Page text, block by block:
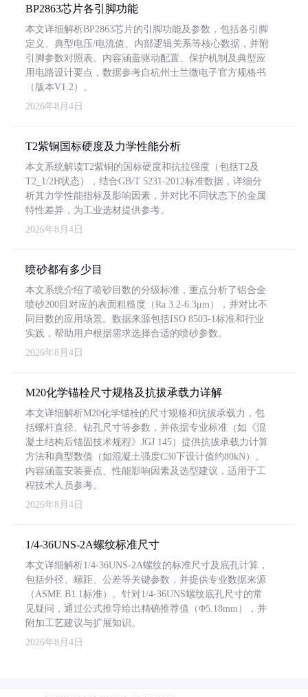
BP2863芯片各引脚功能
本文详细解析BP2863芯片的引脚功能及参数，包括各引脚
定义、典型电压/电流值、内部逻辑关系等核心数据，并附
引脚参数对照表。内容涵盖驱动配置、保护机制及典型应
用电路设计要点，数据参考自杭州士兰微电子官方规格书
（版本V1.2）。
2026年8月4日
T2紫铜国标硬度及力学性能分析
本文系统解读T2紫铜的国标硬度和抗拉强度（包括T2及
T2_1/2H状态），结合GB/T 5231-2012标准数据，详细分
析其力学性能指标及影响因素，并对比不同状态下的金属
特性差异，为工业选材提供参考。
2026年8月4日
喷砂都有多少目
本文系统介绍了喷砂目数的分级标准，重点分析了铝合金
喷砂200目对应的表面粗糙度（Ra 3.2-6.3μm），并对比不
同目数的应用场景。数据来源包括ISO 8503-1标准和行业
实践，帮助用户根据需求选择合适的喷砂参数。
2026年8月4日
M20化学锚栓尺寸规格及抗拔承载力详解
本文详细解析M20化学锚栓的尺寸规格和抗拔承载力，包
括螺杆直径、钻孔尺寸等参数，并依据专业标准（如《混
凝土结构后锚固技术规程》JGJ 145）提供抗拔承载力计算
方法和典型数值（如混凝土强度C30下设计值约80kN）。
内容涵盖安装要点、性能影响因素及选型建议，适用于工
程技术人员参考。
2026年8月4日
1/4-36UNS-2A螺纹标准尺寸
本文详细解析1/4-36UNS-2A螺纹的标准尺寸及底孔计算，
包括外径、螺距、公差等关键参数，并提供专业数据来源
（ASME B1.1标准）。针对1/4-36UNS螺纹底孔尺寸的常
见疑问，通过公式推导给出精确推荐值（Φ5.18mm），并
附加工艺建议与扩展知识。
2026年8月4日